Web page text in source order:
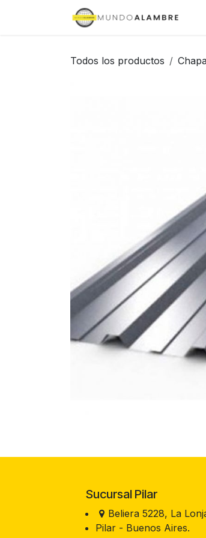
Todos los productos
Sucursal Pilar
Beliera 5228, La
Pilar - Buenos Aires.